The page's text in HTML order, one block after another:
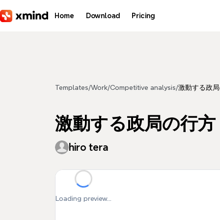
Home Download Pricing
Templates/Work/Competitive analysis/激動する政
激動する政局の行方
hiro tera
Loading preview...